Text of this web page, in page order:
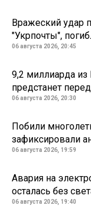
Вражеский удар
"Укрпочты",
06 августа 2026, 20:45
9,2 миллиарда
предстанет
06 августа 2026, 20:30
Побили
зафиксировали
06 августа 2026, 19:59
Авария на
осталась без
06 августа 2026, 19:40